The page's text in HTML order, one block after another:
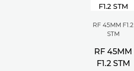
RF 45MM F1.2
STM
RF 45MM
F1.2 STM